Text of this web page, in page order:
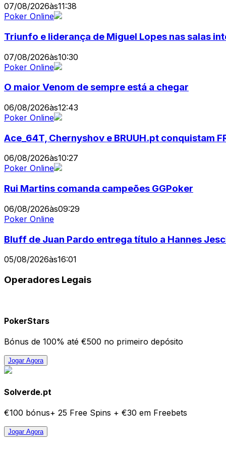
07/08/2026às11:38
Poker Online
Triunfo e liderança de Miguel Lopes nas salas
07/08/2026às10:30
Poker Online
O maior Venom de sempre está a chegar
06/08/2026às12:43
Poker Online
Ace_64T, Chernyshov e BRUUH.pt conquistam
06/08/2026às10:27
Poker Online
Rui Martins comanda campeões GGPoker
06/08/2026às09:29
Poker Online
Bluff de Juan Pardo entrega título a Hannes
05/08/2026às16:01
Operadores Legais
PokerStars
Bónus de 100% até €500 no primeiro depósito
Jogar Agora
Solverde.pt
€100 bónus+ 25 Free Spins + €30 em Freebets
Jogar Agora